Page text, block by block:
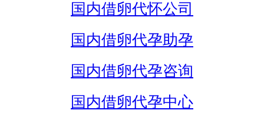
国内借卵代怀公司
国内借卵代孕助孕
国内借卵代孕咨询
国内借卵代孕中心